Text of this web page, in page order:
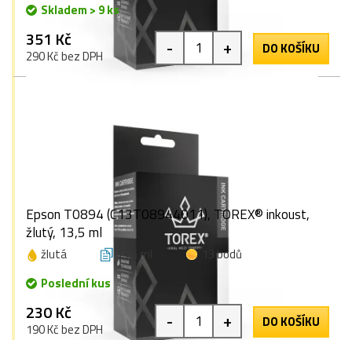
Skladem > 9 ks
351 Kč
290 Kč bez DPH - + DO KOŠÍKU
Epson T0894 (C13T08944011), TOREX® inkoust,
žlutý, 13,5 ml
žlutá 13,5 ml
13 bodů
Poslední kus
230 Kč
190 Kč bez DPH - + DO KOŠÍKU